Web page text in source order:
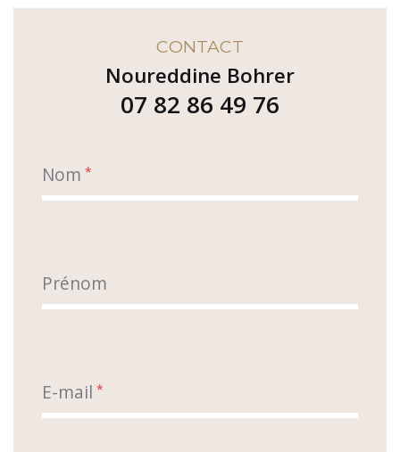
CONTACT
Noureddine Bohrer
07 82 86 49 76
Nom *
Prénom
E-mail *